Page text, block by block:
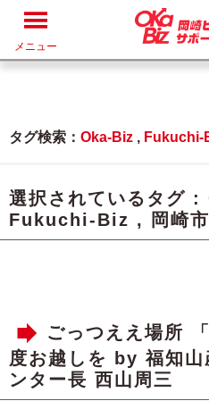
メニュー
タグ検索： Oka-Biz , Fukuchi-
選択されているタグ :
Fukuchi-Biz , 岡崎市
ごっつええ場所
度お越しを by 福知
ンター長 西山周三